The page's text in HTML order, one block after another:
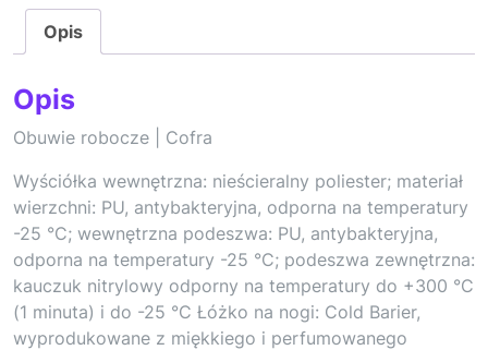
Opis
Opis
Obuwie robocze | Cofra
Wyściółka wewnętrzna: nieścieralny poliester; materiał
wierzchni: PU, antybakteryjna, odporna na temperatury
-25 °C; wewnętrzna podeszwa: PU, antybakteryjna,
odporna na temperatury -25 °C; podeszwa zewnętrzna:
kauczuk nitrylowy odporny na temperatury do +300 °C
(1 minuta) i do -25 °C Łóżko na nogi: Cold Barier,
wyprodukowane z miękkiego i perfumowanego